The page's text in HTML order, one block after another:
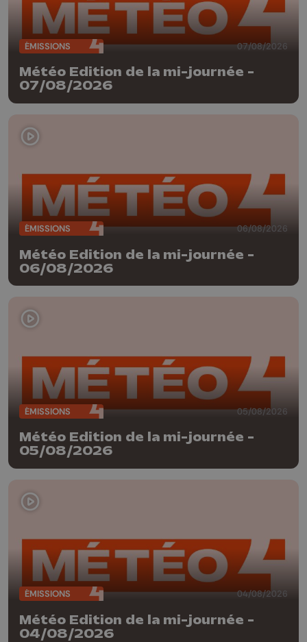
ÉMISSIONS 07/08/2026
Météo Edition de la mi-journée -
07/08/2026
ÉMISSIONS 06/08/2026
Météo Edition de la mi-journée -
06/08/2026
ÉMISSIONS 05/08/2026
Météo Edition de la mi-journée -
05/08/2026
ÉMISSIONS 04/08/2026
Météo Edition de la mi-journée -
04/08/2026